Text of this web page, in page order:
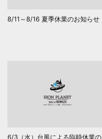
8/11～8/16 夏季休業のお知らせ
6/3（水）台風による臨時休業の